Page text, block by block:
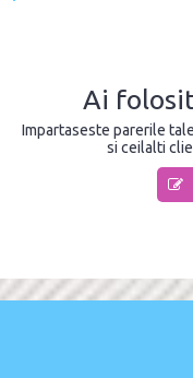
Ai
Impartaseste parerile
si ceilalti